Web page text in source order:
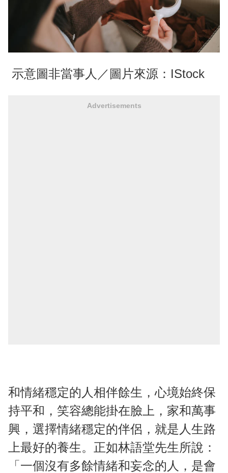
示意圖非當事人／圖片來源：IStock
Advertisements
和情緒穩定的人相伴餘生，心境始終保
持平和，笑容總能掛在臉上，家和萬事
興，選擇情緒穩定的伴侶，就是人生路
上最好的養生。正如林語堂先生所說：
「一個沒有多餘情緒和妄念的人，是會